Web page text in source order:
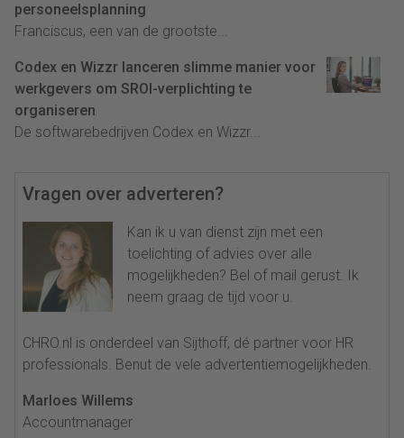
personeelsplanning
Franciscus, een van de grootste...
Codex en Wizzr lanceren slimme manier voor
werkgevers om SROI-verplichting te
organiseren
De softwarebedrijven Codex en Wizzr...
Vragen over adverteren?
Kan ik u van dienst zijn met een
toelichting of advies over alle
mogelijkheden? Bel of mail gerust. Ik
neem graag de tijd voor u.
CHRO.nl is onderdeel van Sijthoff, dé partner voor HR
professionals. Benut de vele advertentiemogelijkheden.
Marloes Willems
Accountmanager